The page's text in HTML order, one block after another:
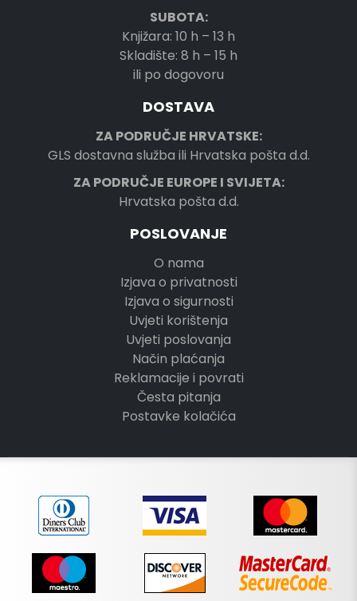
SUBOTA:
Knjižara: 10 h – 13 h
Skladište: 8 h – 15 h
ili po dogovoru
DOSTAVA
ZA PODRUČJE HRVATSKE:
GLS dostavna služba ili Hrvatska pošta d.d.
ZA PODRUČJE EUROPE I SVIJETA:
Hrvatska pošta d.d.
POSLOVANJE
O nama
Izjava o privatnosti
Izjava o sigurnosti
Uvjeti korištenja
Uvjeti poslovanja
Način plaćanja
Reklamacije i povrati
Česta pitanja
Postavke kolačića